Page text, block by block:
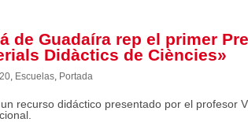
de Guadaíra rep el primer
Didàctics de Ciències»
, Escuelas, Portada
recurso didáctico presentado por el profesor